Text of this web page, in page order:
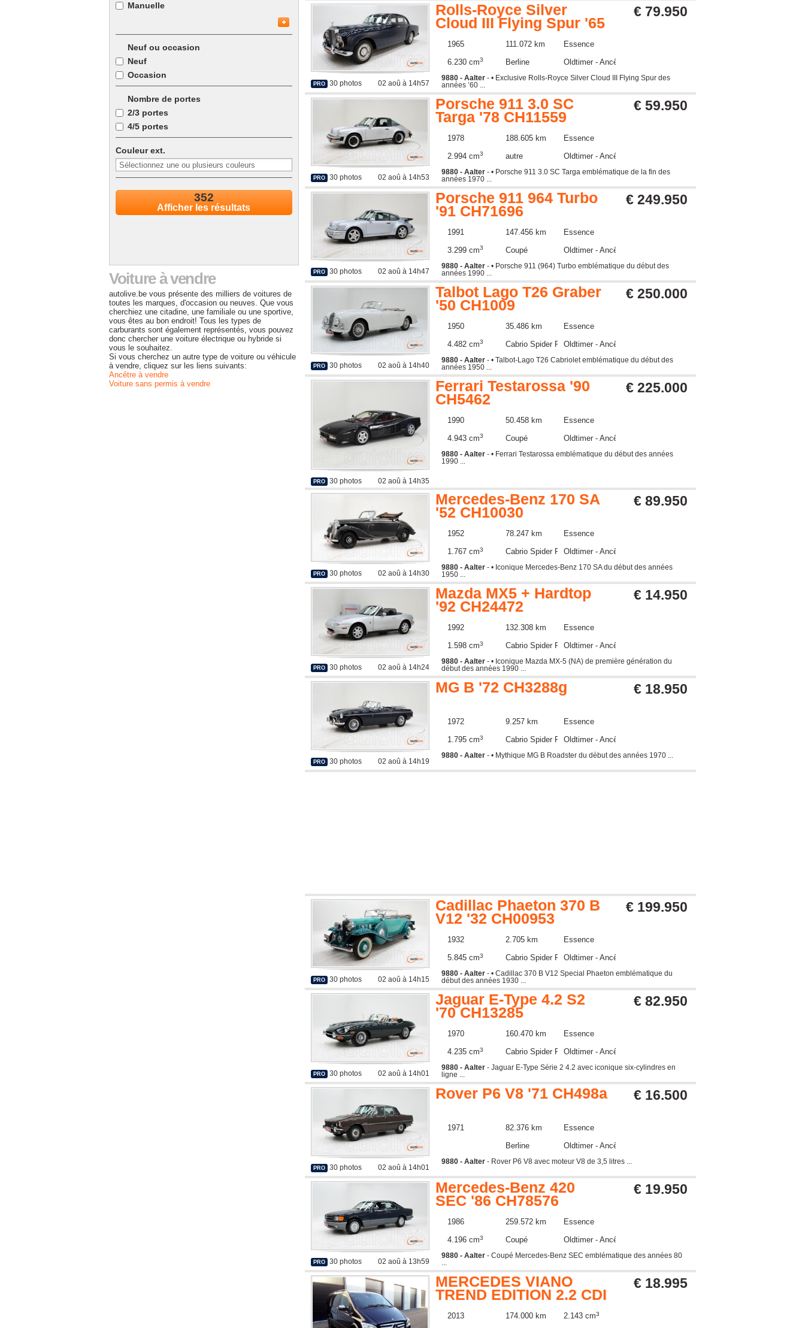
Manuelle
Semi-automatique
Séquentielle automatique
Séquentielle manuelle
Variomatique
Neuf ou occasion
Neuf
Occasion
Nombre de portes
2/3 portes
4/5 portes
Couleur ext.
352
Afficher les résultats
Voiture à vendre
autolive.be vous présente des milliers de voitures de
toutes les marques, d'occasion ou neuves. Que vous
cherchiez une citadine, une familiale ou une sportive,
vous êtes au bon endroit! Tous les types de
carburants sont également représentés, vous pouvez
donc chercher une voiture électrique ou hybride si
vous le souhaitez.
Si vous cherchez un autre type de voiture ou véhicule
à vendre, cliquez sur les liens suivants:
Ancêtre à vendre
Voiture sans permis à vendre
PRO 30 photos 02 aoû à 14h57
Rolls-Royce Silver
Cloud III Flying Spur '65
€ 79.950
1965 111.072 km
Essence
6.230 cm3 Berline Oldtimer - Ancêtre
9880 - Aalter - • Exclusive Rolls-Royce Silver Cloud III Flying Spur des
années ’60 ...
PRO 30 photos 02 aoû à 14h53
Porsche 911 3.0 SC
Targa '78 CH11559
€ 59.950
1978 188.605 km
Essence
2.994 cm3 autre Oldtimer - Ancêtre
9880 - Aalter - • Porsche 911 3.0 SC Targa emblématique de la fin des
années 1970 ...
PRO 30 photos 02 aoû à 14h47
Porsche 911 964 Turbo
'91 CH71696
€ 249.950
1991 147.456 km
Essence
3.299 cm3 Coupé Oldtimer - Ancêtre
9880 - Aalter - • Porsche 911 (964) Turbo emblématique du début des
années 1990 ...
PRO 30 photos 02 aoû à 14h40
Talbot Lago T26 Graber
'50 CH1009
€ 250.000
1950 35.486 km
Essence
4.482 cm3 Cabrio Spider RoadsterOldtimer - Ancêtre
9880 - Aalter - • Talbot-Lago T26 Cabriolet emblématique du début des
années 1950 ...
PRO 30 photos 02 aoû à 14h35
Ferrari Testarossa '90
CH5462
€ 225.000
1990 50.458 km
Essence
4.943 cm3 Coupé Oldtimer - Ancêtre
9880 - Aalter - • Ferrari Testarossa emblématique du début des années
1990 ...
PRO 30 photos 02 aoû à 14h30
Mercedes-Benz 170 SA
'52 CH10030
€ 89.950
1952 78.247 km
Essence
1.767 cm3 Cabrio Spider RoadsterOldtimer - Ancêtre
9880 - Aalter - • Iconique Mercedes-Benz 170 SA du début des années
1950 ...
PRO 30 photos 02 aoû à 14h24
Mazda MX5 + Hardtop
'92 CH24472
€ 14.950
1992 132.308 km
Essence
1.598 cm3 Cabrio Spider RoadsterOldtimer - Ancêtre
9880 - Aalter - • Iconique Mazda MX-5 (NA) de première génération du
début des années 1990 ...
PRO 30 photos 02 aoû à 14h19
MG B '72 CH3288g € 18.950
1972 9.257 km
Essence
1.795 cm3 Cabrio Spider RoadsterOldtimer - Ancêtre
9880 - Aalter - • Mythique MG B Roadster du début des années 1970 ...
PRO 30 photos 02 aoû à 14h15
Cadillac Phaeton 370 B
V12 '32 CH00953
€ 199.950
1932 2.705 km
Essence
5.845 cm3 Cabrio Spider RoadsterOldtimer - Ancêtre
9880 - Aalter - • Cadillac 370 B V12 Special Phaeton emblématique du
début des années 1930 ...
PRO 30 photos 02 aoû à 14h01
Jaguar E-Type 4.2 S2
'70 CH13285
€ 82.950
1970 160.470 km
Essence
4.235 cm3 Cabrio Spider RoadsterOldtimer - Ancêtre
9880 - Aalter - Jaguar E-Type Série 2 4.2 avec iconique six-cylindres en
ligne ...
PRO 30 photos 02 aoû à 14h01
Rover P6 V8 '71 CH498a € 16.500
1971 82.376 km
Essence
Berline
Oldtimer - Ancêtre
9880 - Aalter - Rover P6 V8 avec moteur V8 de 3,5 litres ...
PRO 30 photos 02 aoû à 13h59
Mercedes-Benz 420
SEC '86 CH78576
€ 19.950
1986 259.572 km
Essence
4.196 cm3 Coupé Oldtimer - Ancêtre
9880 - Aalter - Coupé Mercedes-Benz SEC emblématique des années 80
MERCEDES VIANO
TREND EDITION 2.2 CDI
€ 18.995
2013 174.000 km 2.143 cm3